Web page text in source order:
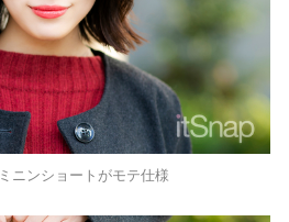
ニンショートがモテ仕様